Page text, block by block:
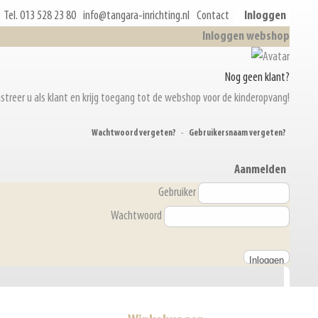
Tel. 013 528 23 80 info@tangara-inrichting.nl Contact
Inloggen
Inloggen webshop
Nog geen klant?
u als klant en krijg toegang tot de webshop voor de kinderopvang!
Wachtwoord vergeten? - Gebruikersnaam vergeten?
Aanmelden
Gebruiker
Wachtwoord